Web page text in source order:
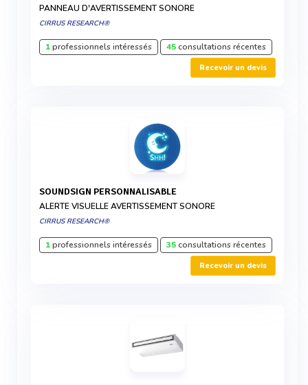
PANNEAU D'AVERTISSEMENT SONORE
CIRRUS RESEARCH®
1professionnels intéressés 45consultations récentes
Recevoir un devis
SOUNDSIGN PERSONNALISABLE
ALERTE VISUELLE AVERTISSEMENT SONORE
CIRRUS RESEARCH®
1professionnels intéressés 35consultations récentes
Recevoir un devis